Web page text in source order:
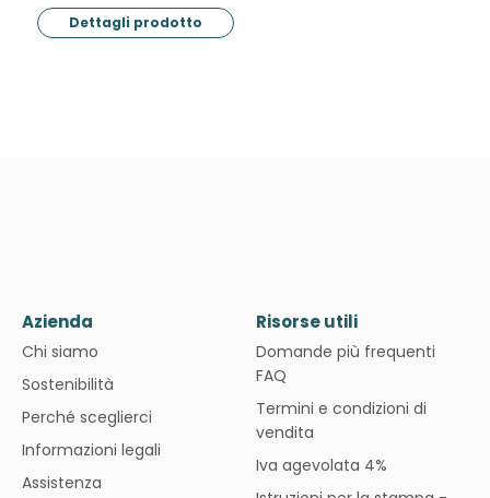
Dettagli prodotto
Azienda
Chi siamo
Sostenibilità
Perché sceglierci
Informazioni legali
Assistenza
Risorse utili
Domande più frequenti
FAQ
Termini e condizioni di
vendita
Iva agevolata 4%